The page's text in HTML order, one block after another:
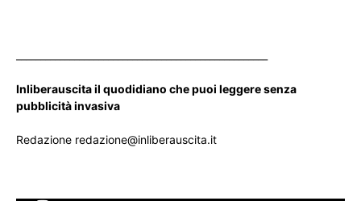
Inliberauscita il quodidiano che puoi leggere senza
pubblicità invasiva
Redazione redazione@inliberauscita.it